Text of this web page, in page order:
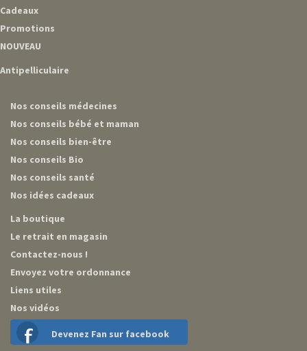
Cadeaux
Promotions
NOUVEAU
Antipelliculaire
Nos conseils médecines
Nos conseils bébé et maman
Nos conseils bien-être
Nos conseils Bio
Nos conseils santé
Nos idées cadeaux
La boutique
Le retrait en magasin
Contactez-nous !
Envoyez votre ordonnance
Liens utiles
Nos vidéos
Devenez Fan sur facebook